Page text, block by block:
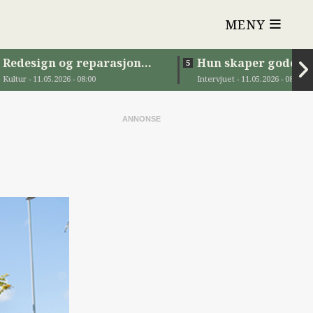
MENY
Redesign og reparasjon
for unge
Kultur - 11.05.2026 - 08:00
Hun skaper gode
møteplasser
Intervjuet - 11.05.2026 - 08:00